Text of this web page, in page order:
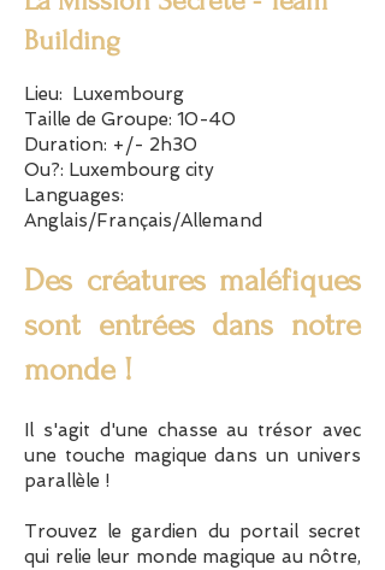
Building
Lieu: Luxembourg
Taille de Groupe: 10-40
Duration: +/- 2h30
Ou?: Luxembourg city
Languages:
Anglais/Français/Allemand
Des créatures maléfiques
sont entrées dans notre
monde !
Il s'agit d'une chasse au trésor avec
une touche magique dans un univers
parallèle !
Trouvez le gardien du portail secret
qui relie leur monde magique au nôtre,